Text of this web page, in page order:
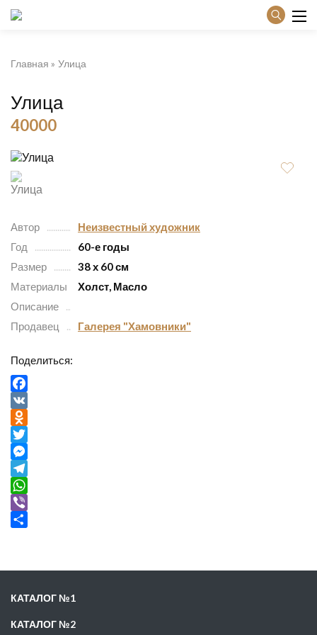
Главная Улица
Улица
40000
Автор
Неизвестный художник
Год
60-е годы
Размер
38 х 60 см
Материалы
Холст, Масло
Описание
Продавец
Галерея "Хамовники"
Поделиться:
Facebook
VK
Odnoklassniki
Twitter
Messenger
Telegram
WhatsApp
Viber
КАТАЛОГ №1
КАТАЛОГ №2